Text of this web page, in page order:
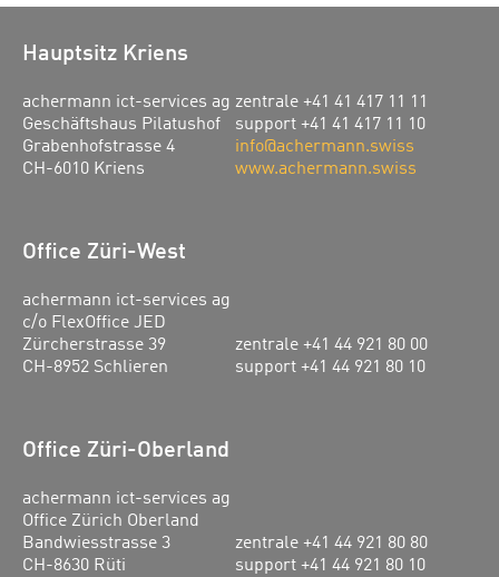
Hauptsitz Kriens
achermann ict-services ag
Geschäftshaus Pilatushof
Grabenhofstrasse 4
CH-6010 Kriens
zentrale +41 41 417 11 11
support +41 41 417 11 10
info@achermann.swiss
www.achermann.swiss
Office Züri-West
achermann ict-services ag
c/o FlexOffice JED
Zürcherstrasse 39
CH-8952 Schlieren
zentrale +41 44 921 80 00
support +41 44 921 80 10
Office Züri-Oberland
achermann ict-services ag
Office Zürich Oberland
Bandwiesstrasse 3
CH-8630 Rüti
zentrale +41 44 921 80 80
support +41 44 921 80 10